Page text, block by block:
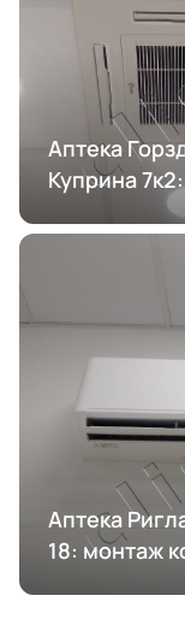
Аптека
Куприна
Аптека
18: монтаж